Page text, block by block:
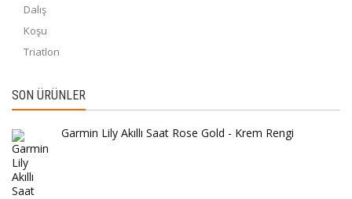
Dalış
Koşu
Triatlon
SON ÜRÜNLER
Garmin Lily Akıllı Saat Rose Gold - Krem Rengi